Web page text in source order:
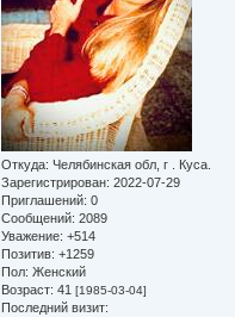
Откуда: Челябинская обл, г . Куса.
Зарегистрирован: 2022-07-29
Приглашений: 0
Сообщений: 2089
Уважение: +514
Позитив: +1259
Пол: Женский
Возраст: 41 [1985-03-04]
Последний визит: